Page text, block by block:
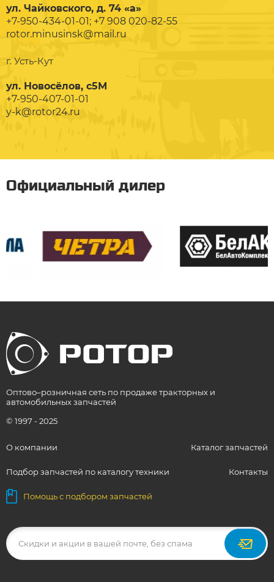
ул. Чайковского, д. 74 «а»
+7-950-434-01-01; +7 908 020-82-55
rotor.minusinsk@mail.ru
г. Усть-Кут
ул. Новосёлов, с5М
+7-950-407-01-01
y-k@rotor24.ru
Официальный дилер
Оптово–розничная сеть по продаже тракторных и
автомобильных запчастей
© 1997 - 2025
О компании Каталог запчастей
Подбор запчастей по каталогу техники Контакты
Помощь с подбором запчастей